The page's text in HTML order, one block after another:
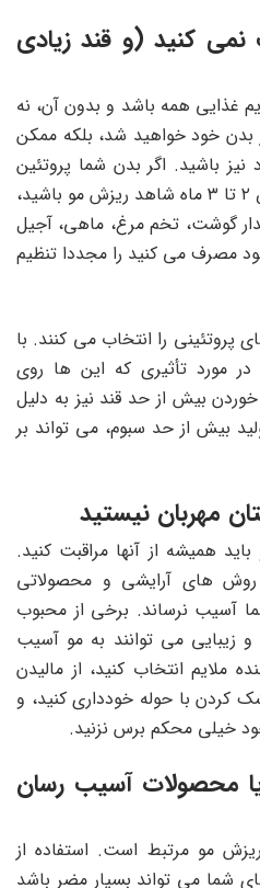
نمی کنید (و قند زیادی
غذایی همه باشد و بدون آن، نه
بدن خود خواهید شد، بلکه ممکن
باشید. اگر بدن شما پروتئین
کمی دارد، ممکن است در عرض ۲ تا ۳ ماه شاهد ریزش مو باشید،
گوشت، تخم مرغ، ماهی، آجیل
مصرف می کنید را مجددا تنظیم
پروتئینی را انتخاب می کنند. با
مورد تأثیری که این ها روی
بیش از حد قند نیز به دلیل
آن با دیابت نوع ۲ و تولید بیش از حد سبوم، می تواند بر
مهربان نیستید
همیشه از آنها مراقبت کنید.
های آرایشی و محصولاتی
آسیب نرساند. برخی از محبوب
زیبایی می توانند به مو آسیب
ملایم انتخاب کنید، از مالیدن
کردن با حوله خودداری کنید، و
خیلی محکم برس نزنید.
محصولات آسیب رسان
مو مرتبط است. استفاده از
شما می تواند بسیار مضر باشد